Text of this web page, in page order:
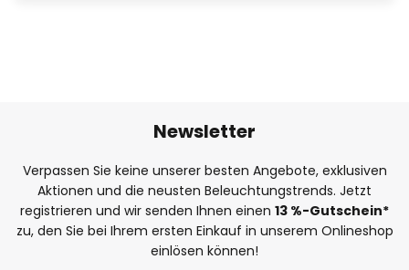
Newsletter
Verpassen Sie keine unserer besten Angebote, exklusiven
Aktionen und die neusten Beleuchtungstrends. Jetzt
registrieren und wir senden Ihnen einen 13 %-Gutschein*
zu, den Sie bei Ihrem ersten Einkauf in unserem Onlineshop
einlösen können!